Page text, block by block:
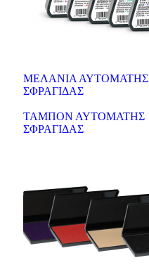
ΜΕΛΑΝΙΑ ΑΥΤΟΜΑΤΗΣ
ΣΦΡΑΓΙΔΑΣ
ΤΑΜΠΟΝ ΑΥΤΟΜΑΤΗΣ
ΣΦΡΑΓΙΔΑΣ